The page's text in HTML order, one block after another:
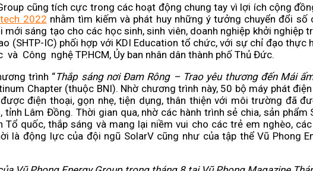
cũng tích cực trong các hoạt động chung tay vì lợi ích cộng
2022 nhằm tìm kiếm và phát huy những ý tưởng chuyển đổi số
sáng tạo cho các học sinh, sinh viên, doanh nghiệp khởi nghiệp
(SHTP-IC) phối hợp với KDI Education tổ chức, với sự chỉ đạo thực
Công nghệ TP.HCM, Ủy ban nhân dân thành phố Thủ Đức.
trình “Thắp sáng nơi Đam Rông – Trao yêu thương đến Mái
Chapter (thuộc BNI). Nhờ chương trình này, 50 bộ máy phát
điện thoại, gọn nhẹ, tiện dụng, thân thiện với môi trường đã
tỉnh Lâm Đồng. Thời gian qua, nhờ các hành trình sẻ chia, sản phẩm
quốc, thắp sáng và mang lại niềm vui cho các trẻ em nghèo,
là động lực của đội ngũ SolarV cũng như của tập thể Vũ Phong